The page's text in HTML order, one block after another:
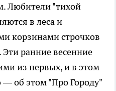
Любители "тихой
в леса и
корзинами строчков
ранние весенние
из первых, и в этом
— об этом "Про Городу"